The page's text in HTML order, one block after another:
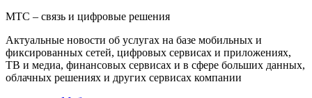
МТС – связь и цифровые решения
Актуальные новости об услугах на базе мобильных и
фиксированных сетей, цифровых сервисах и приложениях,
ТВ и медиа, финансовых сервисах и в сфере больших данных,
облачных решениях и других сервисах компании